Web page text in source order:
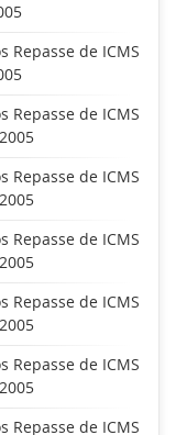
de ICMS
de ICMS
de ICMS
de ICMS
de ICMS
de ICMS
de ICMS